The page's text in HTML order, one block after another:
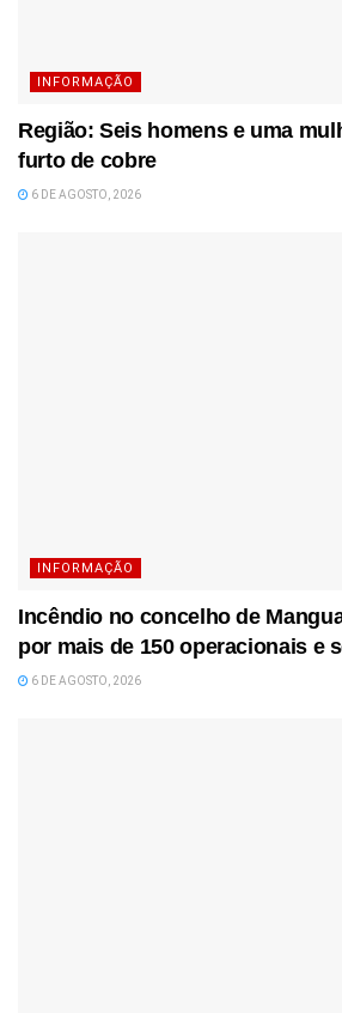
INFORMAÇÃO
Região: Seis homens e uma
furto de cobre
6 DE AGOSTO, 2026
INFORMAÇÃO
Incêndio no concelho de
por mais de 150 operacionais e
6 DE AGOSTO, 2026